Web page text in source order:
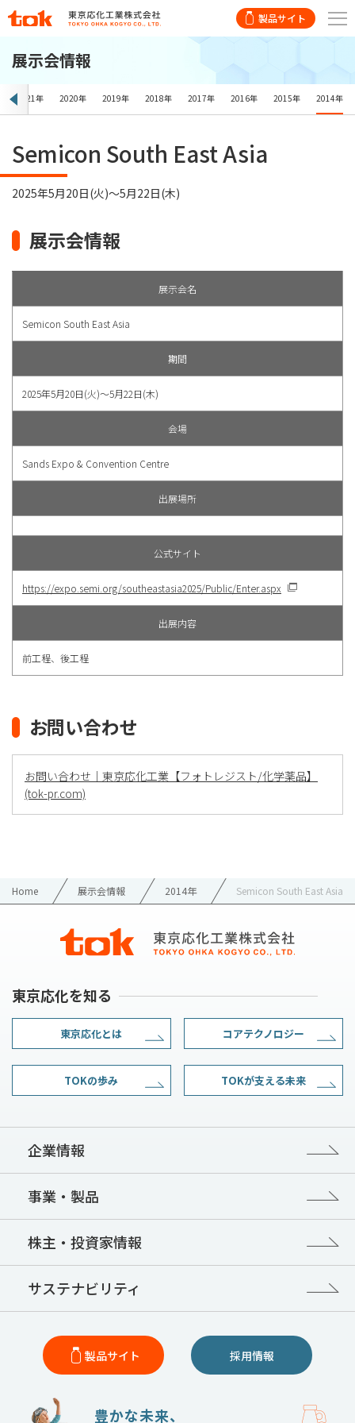
製品サイト
展示会情報
2021年 2020年 2019年 2018年 2017年 2016年 2015年 2014年
Semicon South East Asia
2025年5月20日(火)〜5月22日(木)
展示会情報
展示会名
Semicon South East Asia
期間
2025年5月20日(火)〜5月22日(木)
会場
Sands Expo & Convention Centre
出展場所
公式サイト
https://expo.semi.org/southeastasia2025/Public/Enter.aspx
出展内容
前工程、後工程
お問い合わせ
お問い合わせ｜東京応化工業【フォトレジスト/化学薬品】
(tok-pr.com)
Home 展示会情報 2014年 Semicon South East Asia
製品サイト 採用情報
東京応化を知る
東京応化とは コアテクノロジー
TOKの歩み TOKが支える未来
企業情報
事業・製品
株主・投資家情報
サステナビリティ
豊かな未来、